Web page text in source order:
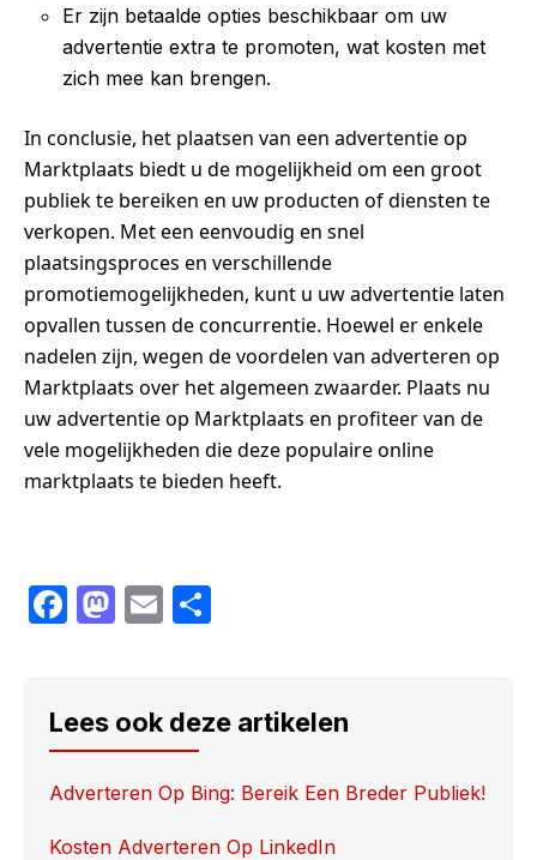
Er zijn betaalde opties beschikbaar om uw
advertentie extra te promoten, wat kosten met
zich mee kan brengen.
In conclusie, het plaatsen van een advertentie op
Marktplaats biedt u de mogelijkheid om een groot
publiek te bereiken en uw producten of diensten te
verkopen. Met een eenvoudig en snel
plaatsingsproces en verschillende
promotiemogelijkheden, kunt u uw advertentie laten
opvallen tussen de concurrentie. Hoewel er enkele
nadelen zijn, wegen de voordelen van adverteren op
Marktplaats over het algemeen zwaarder. Plaats nu
uw advertentie op Marktplaats en profiteer van de
vele mogelijkheden die deze populaire online
marktplaats te bieden heeft.
F
e
b
o
o
M
o
d
o
n
E
e
Lees ook deze artikelen
Adverteren Op Bing: Bereik Een Breder Publiek!
Kosten Adverteren Op LinkedIn